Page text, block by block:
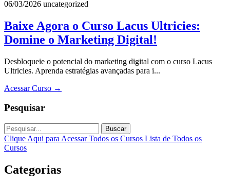
06/03/2026 uncategorized
Baixe Agora o Curso Lacus Ultricies:
Domine o Marketing Digital!
Desbloqueie o potencial do marketing digital com o curso Lacus
Ultricies. Aprenda estratégias avançadas para i...
Acessar Curso →
Pesquisar
Buscar
Clique Aqui para Acessar Todos os Cursos Lista de Todos os
Cursos
Categorias